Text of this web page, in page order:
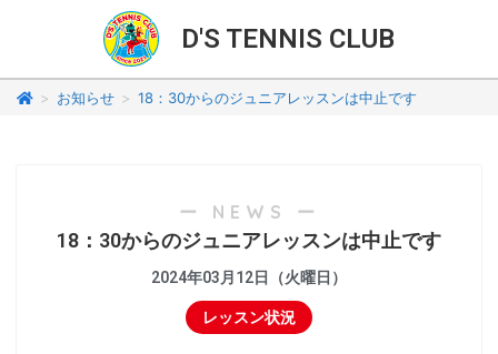
D'S TENNIS CLUB
> お知らせ > 18：30からのジュニアレッスンは中止です
ー NEWS ー
18：30からのジュニアレッスンは中止です
2024年03月12日（火曜日）
レッスン状況